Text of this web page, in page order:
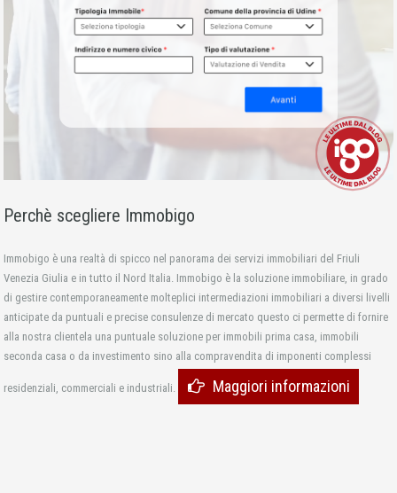
Perchè scegliere Immobigo
Immobigo è una realtà di spicco nel panorama dei servizi immobiliari del Friuli
Venezia Giulia e in tutto il Nord Italia. Immobigo è la soluzione immobiliare, in grado
di gestire contemporaneamente molteplici intermediazioni immobiliari a diversi livelli
anticipate da puntuali e precise consulenze di mercato questo ci permette di fornire
alla nostra clientela una puntuale soluzione per immobili prima casa, immobili
seconda casa o da investimento sino alla compravendita di imponenti complessi
residenziali, commerciali e industriali. Maggiori informazioni